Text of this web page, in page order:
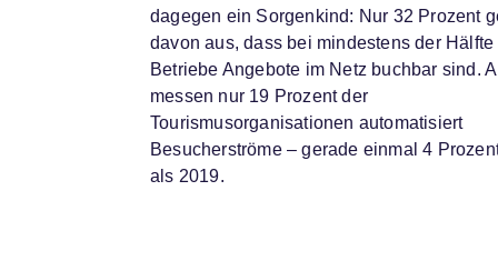
dagegen ein Sorgenkind: Nur 32 Prozent
davon aus, dass bei mindestens der Hälfte
Betriebe Angebote im Netz buchbar sind.
messen nur 19 Prozent der
Tourismusorganisationen automatisiert
Besucherströme – gerade einmal 4
als 2019.